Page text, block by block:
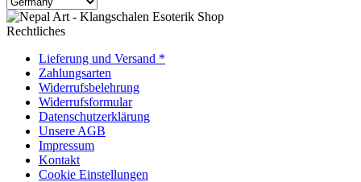
Rechtliches
Lieferung und Versand *
Zahlungsarten
Widerrufsbelehrung
Widerrufsformular
Datenschutzerklärung
Unsere AGB
Impressum
Kontakt
Cookie Einstellungen